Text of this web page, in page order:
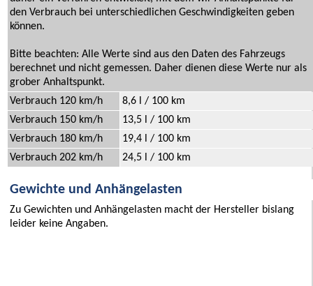
den Verbrauch bei unterschiedlichen Geschwindigkeiten geben
können.
Bitte beachten: Alle Werte sind aus den Daten des Fahrzeugs
berechnet und nicht gemessen. Daher dienen diese Werte nur als
grober Anhaltspunkt.
Verbrauch 120 km/h
8,6 l / 100 km
Verbrauch 150 km/h
13,5 l / 100 km
Verbrauch 180 km/h
19,4 l / 100 km
Verbrauch 202 km/h
24,5 l / 100 km
Gewichte und Anhängelasten
Zu Gewichten und Anhängelasten macht der Hersteller bislang
leider keine Angaben.